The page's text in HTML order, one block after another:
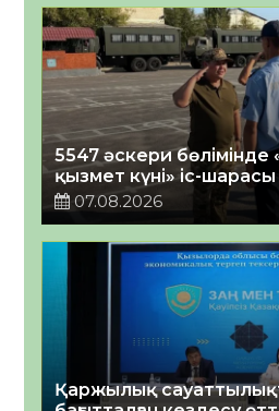
5547 әскери бөлімінде
қызмет күні» іс-шарасы
07.08.2026
Қаржылық